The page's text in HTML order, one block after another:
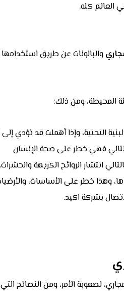
العالم كله.
والبالونات عن طريق
المحيطة، ومن ذلك:
التحتية، وإذا أهملت قد تؤدي
فهي خطر على صحة الإنسان
انتشار الروائح الكريهة والحشرات.
وهذا خطر على الأساسات،
بشركة اكيد.
لصعوبة الأمر، ومن النصائح